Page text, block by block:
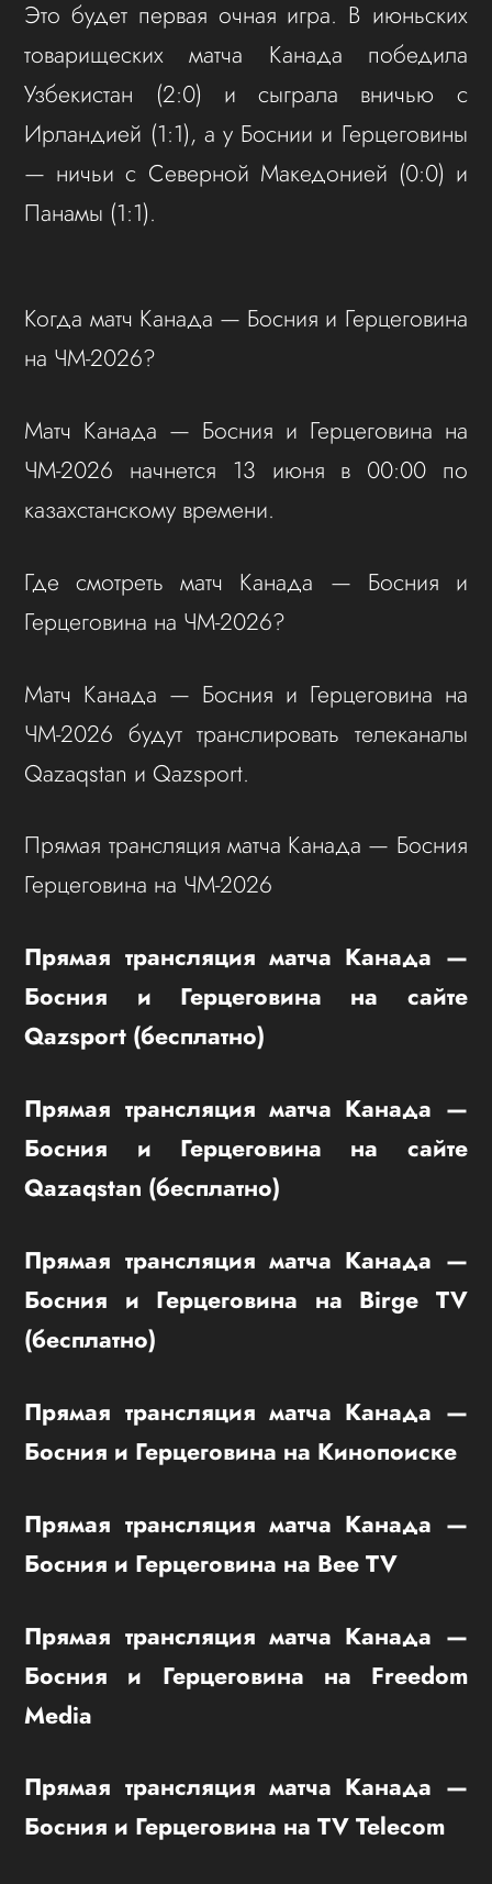
Это будет первая очная игра. В июньских
товарищеских матча Канада победила
Узбекистан (2:0) и сыграла вничью с
Ирландией (1:1), а у Боснии и Герцеговины
— ничьи с Северной Македонией (0:0) и
Панамы (1:1).
Когда матч Канада — Босния и Герцеговина
на ЧМ-2026?
Матч Канада — Босния и Герцеговина на
ЧМ-2026 начнется 13 июня в 00:00 по
казахстанскому времени.
Где смотреть матч Канада — Босния и
Герцеговина на ЧМ-2026?
Матч Канада — Босния и Герцеговина на
ЧМ-2026 будут транслировать телеканалы
Qazaqstan и Qazsport.
Прямая трансляция матча Канада — Босния
Герцеговина на ЧМ-2026
Прямая трансляция матча Канада —
Босния и Герцеговина на сайте
Qazsport (бесплатно)
Прямая трансляция матча Канада —
Босния и Герцеговина на сайте
Qazaqstan (бесплатно)
Прямая трансляция матча Канада —
Босния и Герцеговина на Birge TV
(бесплатно)
Прямая трансляция матча Канада —
Босния и Герцеговина на Кинопоиске
Прямая трансляция матча Канада —
Босния и Герцеговина на Bee TV
Прямая трансляция матча Канада —
Босния и Герцеговина на Freedom
Media
Прямая трансляция матча Канада —
Босния и Герцеговина на TV Telecom